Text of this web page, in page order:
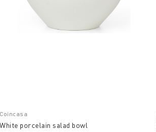
Coincasa
White porcelain salad bowl